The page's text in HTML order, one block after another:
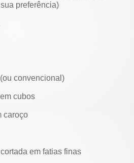
preferência)
convencional)
cubos
caroço
em fatias finas